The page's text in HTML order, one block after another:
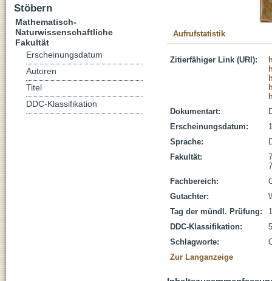
Aufrufstatistik
Zitierfähiger Link (URI):
Dokumentart:
Erscheinungsdatum:
Sprache:
Fakultät:
Fachbereich:
Gutachter:
Tag der mündl. Prüfung:
DDC-Klassifikation:
Schlagworte:
Zur Langanzeige
Stöbern
Mathematisch-
Naturwissenschaftliche
Fakultät
Erscheinungsdatum
Autoren
Titel
DDC-Klassifikation